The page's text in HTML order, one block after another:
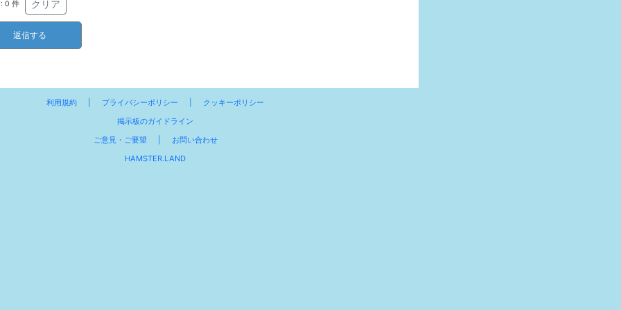
0 件 クリア
利用規約 プライバシーポリシー
クッキーポリシー
掲示板のガイドライン
ご意見・ご要望
お問い合わせ
HAMSTER.LAND